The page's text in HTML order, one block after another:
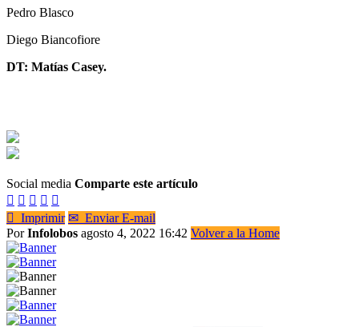
Pedro Blasco
Diego Biancofiore
DT: Matías Casey.
Social media Comparte este artículo
    
 Imprimir ✉ Enviar E-mail
PorInfolobos agosto 4, 2022 16:42 Volver a la Home